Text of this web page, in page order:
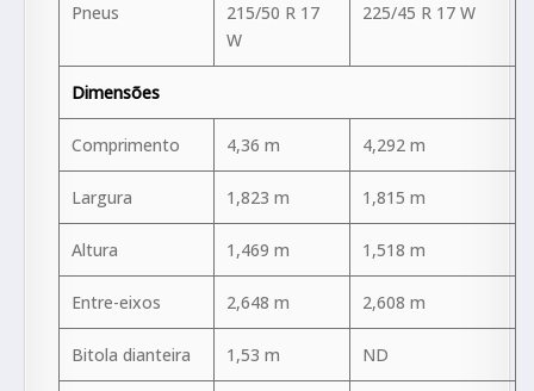
Pneus
215/50 R 17
W
225/45 R 17 W
Dimensões
Comprimento 4,36 m 4,292 m
Largura 1,823 m 1,815 m
Altura 1,469 m 1,518 m
Entre-eixos 2,648 m 2,608 m
Bitola dianteira 1,53 m ND